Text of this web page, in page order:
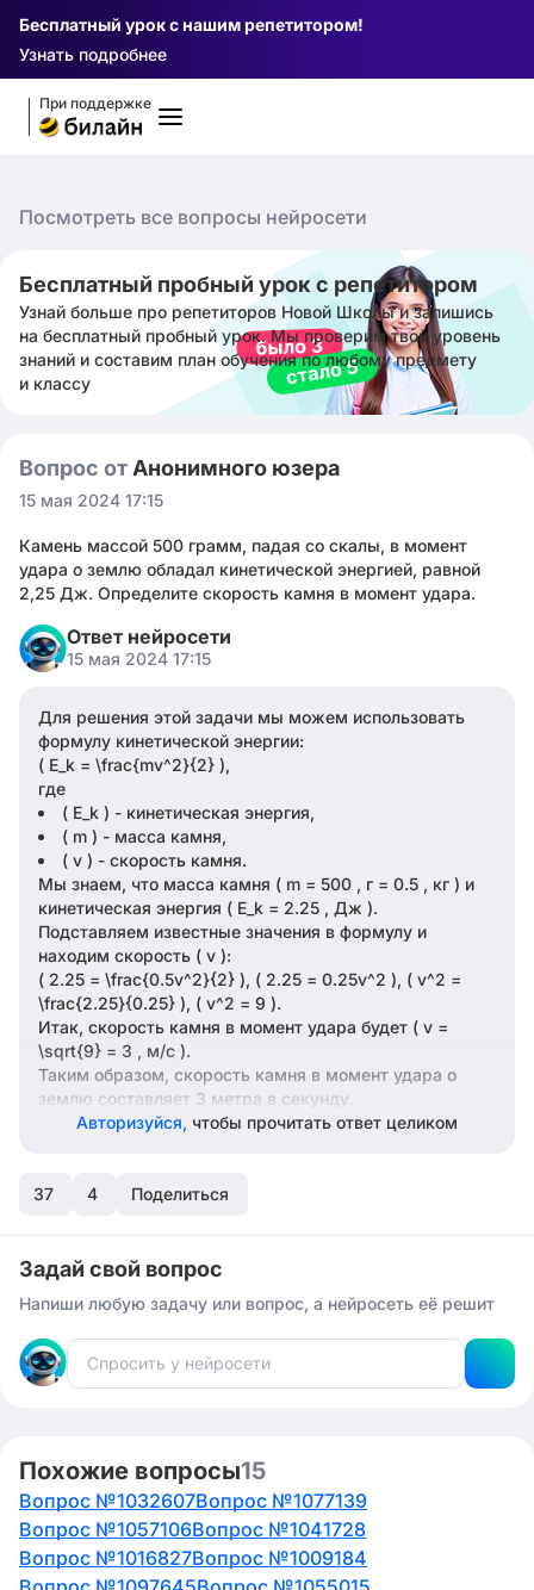
Бесплатный урок с нашим репетитором!
Узнать подробнее
При поддержке
Посмотреть все вопросы нейросети
Бесплатный пробный урок с репетитором
Узнай больше про репетиторов Новой Школы и запишись
на бесплатный пробный урок. Мы проверим твой уровень
знаний и составим план обучения по любому предмету
и классу
Вопрос от Анонимного юзера
15 мая 2024 17:15
Камень массой 500 грамм, падая со скалы, в момент
удара о землю обладал кинетической энергией, равной
2,25 Дж. Определите скорость камня в момент удара.
Ответ нейросети
15 мая 2024 17:15
Для решения этой задачи мы можем использовать
формулу кинетической энергии:
( E_k = \frac{mv^2}{2} ),
где
( E_k ) - кинетическая энергия,
( m ) - масса камня,
( v ) - скорость камня.
Мы знаем, что масса камня ( m = 500 , г = 0.5 , кг ) и
кинетическая энергия ( E_k = 2.25 , Дж ).
Подставляем известные значения в формулу и
находим скорость ( v ):
( 2.25 = \frac{0.5v^2}{2} ), ( 2.25 = 0.25v^2 ), ( v^2 =
\frac{2.25}{0.25} ), ( v^2 = 9 ).
Итак, скорость камня в момент удара будет ( v =
\sqrt{9} = 3 , м/с ).
Таким образом, скорость камня в момент удара о
землю составляет 3 метра в секунду.
Авторизуйся, чтобы прочитать ответ целиком
37 4 Поделиться
Задай свой вопрос
Напиши любую задачу или вопрос, а нейросеть её решит
Похожие вопросы15
Вопрос №1032607Вопрос №1077139
Вопрос №1057106Вопрос №1041728
Вопрос №1016827Вопрос №1009184